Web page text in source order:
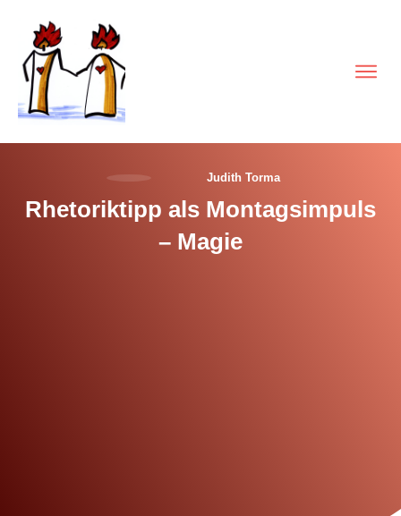
Judith Torma
Rhetoriktipp als Montagsimpuls
– Magie